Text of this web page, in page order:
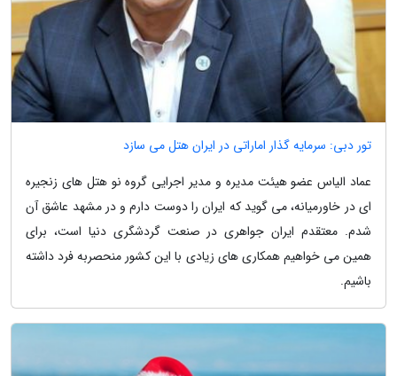
تور دبی: سرمایه گذار اماراتی در ایران هتل می سازد
عماد الیاس عضو هیئت مدیره و مدیر اجرایی گروه نو هتل های زنجیره
ای در خاورمیانه، می گوید که ایران را دوست دارم و در مشهد عاشق آن
شدم. معتقدم ایران جواهری در صنعت گردشگری دنیا است، برای
همین می خواهیم همکاری های زیادی با این کشور منحصربه فرد داشته
باشیم.